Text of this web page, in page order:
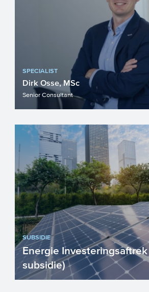
SPECIALIST
Dirk Osse, MSc
Senior Consultant
SUBSIDIE
Energie Investeringsaftrek
subsidie)